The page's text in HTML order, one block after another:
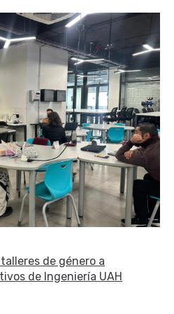
de género a
de Ingeniería UAH